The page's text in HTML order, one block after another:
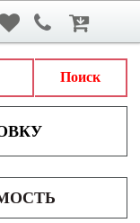
Поиск